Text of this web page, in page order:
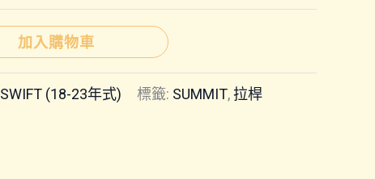
加入購物車
SWIFT (18-23年式) 標籤: SUMMIT,拉桿